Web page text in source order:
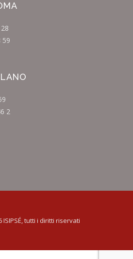
59
2
tutti i diritti riservati